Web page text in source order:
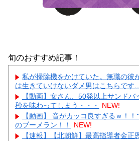
旬のおすすめ記事！
私が掃除機をかけていた。無職の
は生きていけないダメ男はこちらです…
【動画】女さん、50発以上サンド
秒を味わってしまう・・・
NEW!
【動画】 音がカッコ良すぎるｗ！！
のブーメラン！！
NEW!
【速報】【北朝鮮】最高指導者金正